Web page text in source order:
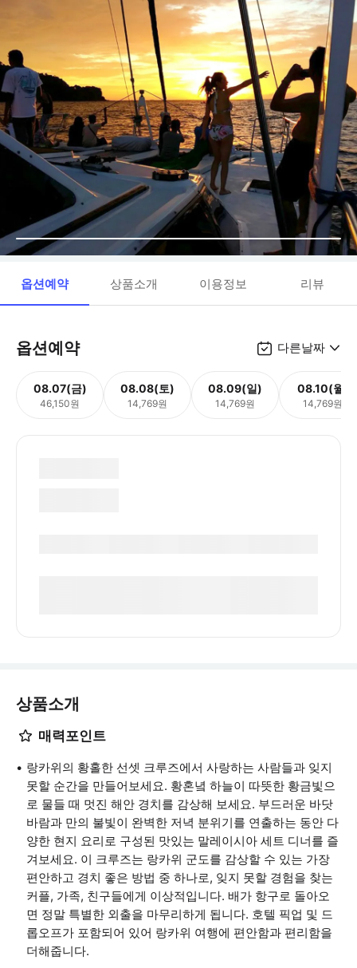
옵션예약 상품소개 이용정보 리뷰
옵션예약 다른날짜
08.07(금)
46,150원
08.08(토)
14,769원
08.09(일)
14,769원
08.10(월)
14,769원
상품소개
매력포인트
랑카위의 황홀한 선셋 크루즈에서 사랑하는 사람들과 잊지
못할 순간을 만들어보세요. 황혼녘 하늘이 따뜻한 황금빛으
로 물들 때 멋진 해안 경치를 감상해 보세요. 부드러운 바닷
바람과 만의 불빛이 완벽한 저녁 분위기를 연출하는 동안 다
양한 현지 요리로 구성된 맛있는 말레이시아 세트 디너를 즐
겨보세요. 이 크루즈는 랑카위 군도를 감상할 수 있는 가장
편안하고 경치 좋은 방법 중 하나로, 잊지 못할 경험을 찾는
커플, 가족, 친구들에게 이상적입니다. 배가 항구로 돌아오
면 정말 특별한 외출을 마무리하게 됩니다. 호텔 픽업 및 드
롭오프가 포함되어 있어 랑카위 여행에 편안함과 편리함을
더해줍니다.